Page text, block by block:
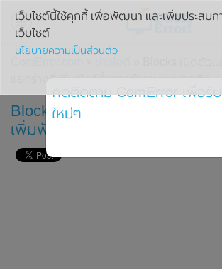
» Blocks เปิดตัว
Blocks เปิดตัวแล้ว
เพิ่มฟังก์ชั่นการทำงานแบบสุดติ่ง
เว็บไซต์นี้ใช้คุกกี้ เพื่อพัฒนา และเพิ่มประสบก
เว็บไซต์
นโยบายความเป็นส่วนตัว
กดติดตาม ComError เพื่อรับ
ใหม่ๆ